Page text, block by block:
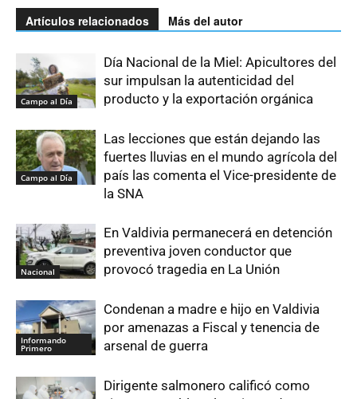
Artículos relacionados Más del autor
Campo al Día
Día Nacional de la Miel: Apicultores del
sur impulsan la autenticidad del
producto y la exportación orgánica
Campo al Día
Las lecciones que están dejando las
fuertes lluvias en el mundo agrícola del
país las comenta el Vice-presidente de
la SNA
Nacional
En Valdivia permanecerá en detención
preventiva joven conductor que
provocó tragedia en La Unión
Informando
Primero
Condenan a madre e hijo en Valdivia
por amenazas a Fiscal y tenencia de
arsenal de guerra
Dirigente salmonero calificó como